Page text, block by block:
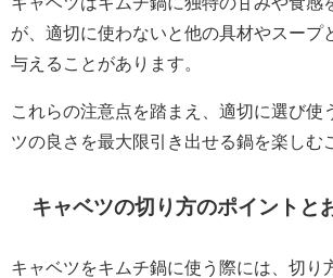
が、適切に使わないと他の具材やスープ
与えることがあります。
これらの注意点を踏まえ、適切に選び使
ツの良さを最大限引き出せる鍋を楽しむ
キャベツの切り方のポイントと
キャベツをキムチ鍋に使う際には、切り